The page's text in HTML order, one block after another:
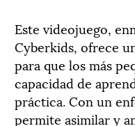
Este videojuego,
Cyberkids, ofrece
para que los más
capacidad de
práctica. Con un
permite asimilar y